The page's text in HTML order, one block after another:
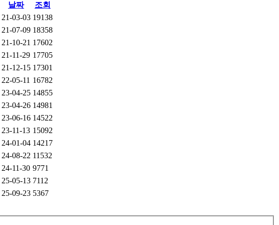
날짜
조회
21-03-03 19138
21-07-09 18358
21-10-21 17602
21-11-29 17705
21-12-15 17301
22-05-11 16782
23-04-25 14855
23-04-26 14981
23-06-16 14522
23-11-13 15092
24-01-04 14217
24-08-22 11532
24-11-30 9771
25-05-13 7112
25-09-23 5367